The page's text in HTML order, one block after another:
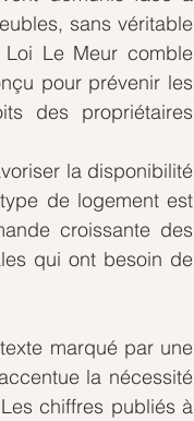
sans véritable
Le Meur comble
pour prévenir les
des propriétaires
la disponibilité
de logement est
croissante des
qui ont besoin de
marqué par une
la nécessité
chiffres publiés à